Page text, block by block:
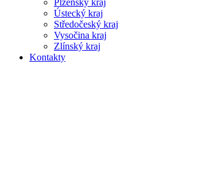
Plzeňský kraj
Ústecký kraj
Středočeský kraj
Vysočina kraj
Zlínský kraj
Kontakty